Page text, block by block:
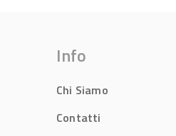
Info
Chi Siamo
Contatti